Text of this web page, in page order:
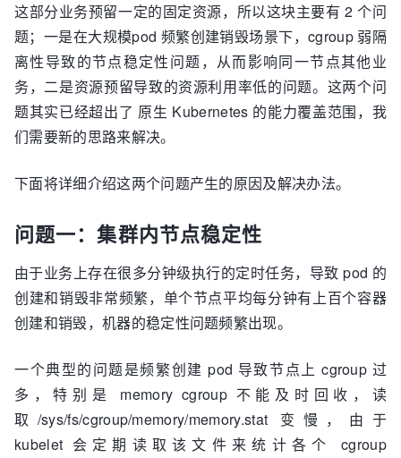
这部分业务预留一定的固定资源，所以这块主要有 2 个问
题；一是在大规模pod 频繁创建销毁场景下，cgroup 弱隔
离性导致的节点稳定性问题，从而影响同一节点其他业
务，二是资源预留导致的资源利用率低的问题。这两个问
题其实已经超出了 原生 Kubernetes 的能力覆盖范围，我
们需要新的思路来解决。
下面将详细介绍这两个问题产生的原因及解决办法。
问题一：集群内节点稳定性
由于业务上存在很多分钟级执行的定时任务，导致 pod 的
创建和销毁非常频繁，单个节点平均每分钟有上百个容器
创建和销毁，机器的稳定性问题频繁出现。
一个典型的问题是频繁创建 pod 导致节点上 cgroup 过
多，特别是 memory cgroup 不能及时回收，读
取/sys/fs/cgroup/memory/memory.stat 变慢，由于
kubelet 会定期读取该文件来统计各个 cgroup